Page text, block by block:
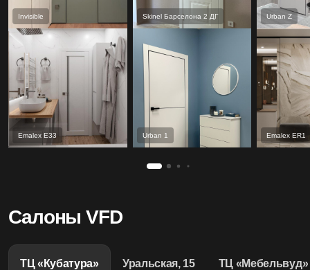
Invisible
Emalex Е33
Skinel Барселона 2 ДГ
Urban 1
Urban Z
Emalex ER1
Салоны VFD
ТЦ «Кубатура» Уральская, 15 ТЦ «Мебельвуд»